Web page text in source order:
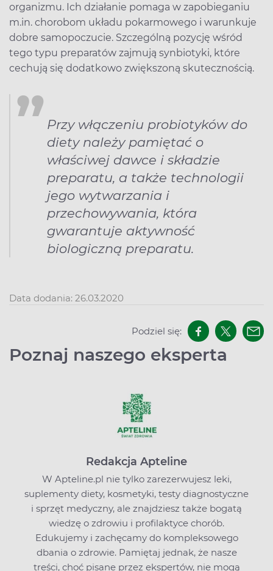
organizmu. Ich działanie pomaga w zapobieganiu
m.in. chorobom układu pokarmowego i warunkuje
dobre samopoczucie. Szczególną pozycję wśród
tego typu preparatów zajmują synbiotyki, które
cechują się dodatkowo zwiększoną skutecznością.
Przy włączeniu probiotyków do
diety należy pamiętać o
właściwej dawce i składzie
preparatu, a także technologii
jego wytwarzania i
przechowywania, która
gwarantuje aktywność
biologiczną preparatu.
Data dodania: 26.03.2020
Podziel się:
Poznaj naszego eksperta
Redakcja Apteline
W Apteline.pl nie tylko zarezerwujesz leki,
suplementy diety, kosmetyki, testy diagnostyczne
i sprzęt medyczny, ale znajdziesz także bogatą
wiedzę o zdrowiu i profilaktyce chorób.
Edukujemy i zachęcamy do kompleksowego
dbania o zdrowie. Pamiętaj jednak, że nasze
treści, choć pisane przez ekspertów, nie mogą